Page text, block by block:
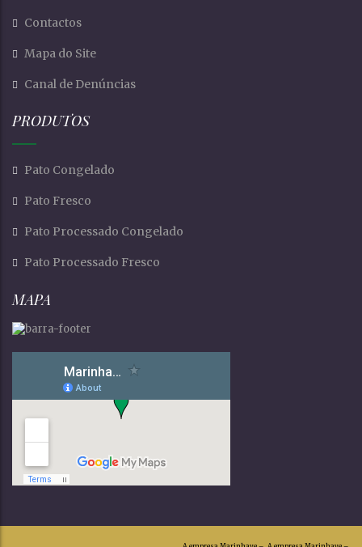
Contactos
Mapa do Site
Canal de Denúncias
PRODUTOS
Pato Congelado
Pato Fresco
Pato Processado Congelado
Pato Processado Fresco
MAPA